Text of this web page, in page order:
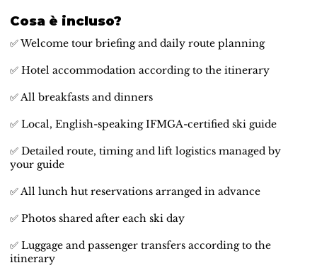
Cosa è incluso?
✅ Welcome tour briefing and daily route planning
✅ Hotel accommodation according to the itinerary
✅ All breakfasts and dinners
✅ Local, English-speaking IFMGA-certified ski guide
✅ Detailed route, timing and lift logistics managed by
your guide
✅ All lunch hut reservations arranged in advance
✅ Photos shared after each ski day
✅ Luggage and passenger transfers according to the
itinerary